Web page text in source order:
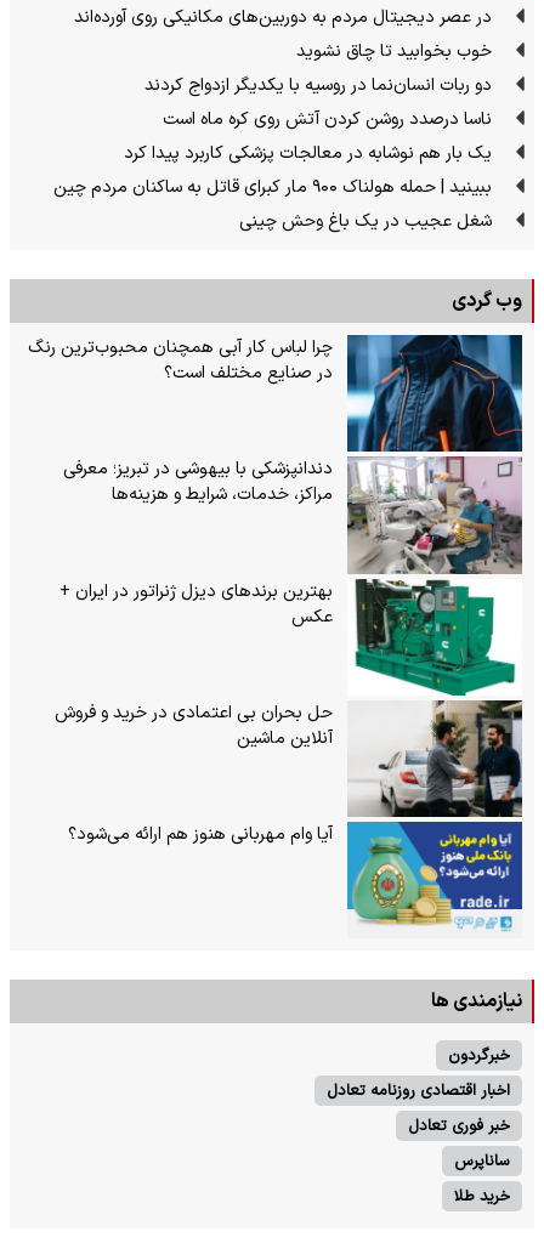
در عصر دیجیتال مردم به دوربین‌های مکانیکی روی آورده‌اند
خوب بخوابید تا چاق نشوید
دو ربات انسان‌نما در روسیه با یکدیگر ازدواج کردند
ناسا درصدد روشن کردن آتش روی کره ماه است
یک بار هم نوشابه در معالجات پزشکی کاربرد پیدا کرد
ببینید | حمله هولناک ۹۰۰ مار کبرای قاتل به ساکنان مردم چین
شغل عجیب در یک باغ وحش چینی
وب گردی
چرا لباس کار آبی همچنان محبوب‌ترین رنگ
در صنایع مختلف است؟
دندانپزشکی با بیهوشی در تبریز؛ معرفی
مراکز، خدمات، شرایط و هزینه‌ها
بهترین برندهای دیزل ژنراتور در ایران +
عکس
حل بحران بی‌ اعتمادی در خرید و فروش
آنلاین ماشین
آیا وام مهربانی هنوز هم ارائه می‌شود؟
نیازمندی ها
خبرگردون
اخبار اقتصادی روزنامه تعادل
خبر فوری تعادل
ساناپرس
خرید طلا